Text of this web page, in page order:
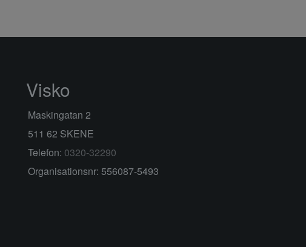
Visko
Maskingatan 2
511 62 SKENE
Telefon: 0320-32290
Organisationsnr: 556087-5493